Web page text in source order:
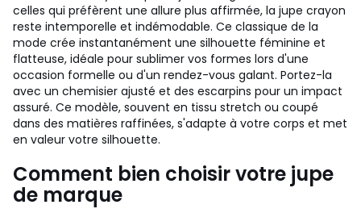
celles qui préfèrent une allure plus affirmée, la jupe crayon
reste intemporelle et indémodable. Ce classique de la
mode crée instantanément une silhouette féminine et
flatteuse, idéale pour sublimer vos formes lors d'une
occasion formelle ou d'un rendez-vous galant. Portez-la
avec un chemisier ajusté et des escarpins pour un impact
assuré. Ce modèle, souvent en tissu stretch ou coupé
dans des matières raffinées, s'adapte à votre corps et met
en valeur votre silhouette.
Comment bien choisir votre jupe
de marque